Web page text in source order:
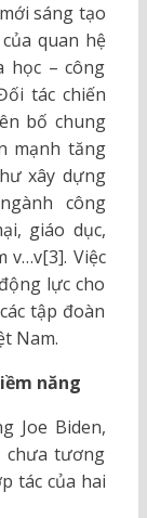
sáng tạo
quan hệ
học – công
tác chiến
bố chung
mạnh tăng
xây dựng
công
giáo dục,
v…v[3]. Việc
lực cho
tập đoàn
Nam.
năng
Joe Biden,
chưa tương
tác của hai